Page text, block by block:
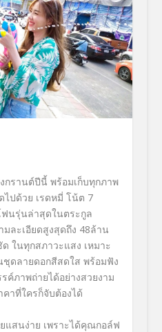
กรานต์ปีนี้ พร้อมเก็บทุกภาพ
ไปด้วย เรดหมี่ โน้ต 7
ฟนรุ่นล่าสุดในตระกูล
ละเอียดสูงสุดถึง 48ล้าน
ในทุกสภาวะแสง เหมาะ
ดลายดอกสีสดใส พร้อมฟัง
ค์ภาพถ่ายได้อย่างสวยงาม
าที่ใครก็จับต้องได้
แสนง่าย เพราะได้คุณกอล์ฟ